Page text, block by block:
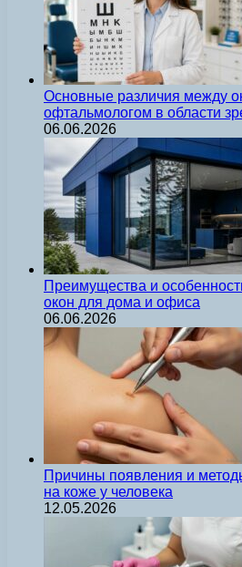
Основные различия между
офтальмологом в области
06.06.2026
Преимущества и
окон для дома и офиса
06.06.2026
Причины появления и
на коже у человека
12.05.2026